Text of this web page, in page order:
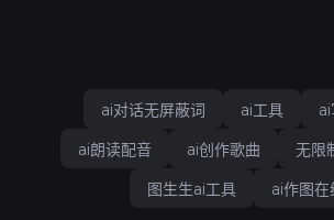
ai对话无屏蔽词 ai工具
ai朗读配音
ai创作歌曲
无限
图生生ai工具
ai作图在